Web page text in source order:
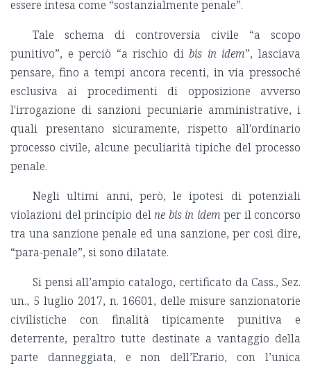
essere intesa come “sostanzialmente penale”.
Tale schema di controversia civile “a scopo
punitivo”, e perciò “a rischio dibis in idem”, lasciava
pensare, fino a tempi ancora recenti, in via pressoché
esclusiva ai procedimenti di opposizione avverso
l'irrogazione di sanzioni pecuniarie amministrative, i
quali presentano sicuramente, rispetto all'ordinario
processo civile, alcune peculiarità tipiche del processo
penale.
Negli ultimi anni, però, le ipotesi di potenziali
violazioni del principio delne bis in idem per il concorso
tra una sanzione penale ed una sanzione, per così dire,
“para-penale”, si sono dilatate.
Si pensi all’ampio catalogo, certificato da Cass., Sez.
un., 5 luglio 2017, n. 16601, delle misure sanzionatorie
civilistiche con finalità tipicamente punitiva e
deterrente, peraltro tutte destinate a vantaggio della
parte danneggiata, e non dell’Erario, con l’unica